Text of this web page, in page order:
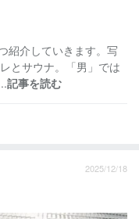
紹介していきます。写
とサウナ。「男」では
記事を読む
2025/12/18